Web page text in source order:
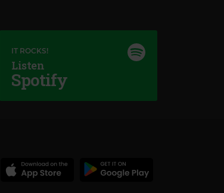
IT ROCKS!
Listen
Spotify